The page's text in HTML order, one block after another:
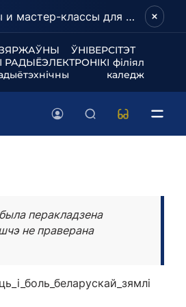
Обучающие курсы и мастер-классы для школьников и абитуриентов!
ЎНІВЕРСІТЭТ
філіял
каледж
перакладзена
не праверана